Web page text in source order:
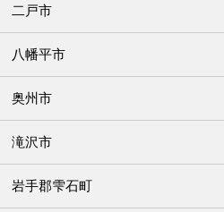
二戸市
八幡平市
奥州市
滝沢市
岩手郡雫石町